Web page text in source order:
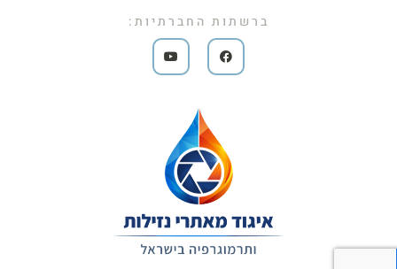
ברשתות החברתיות: